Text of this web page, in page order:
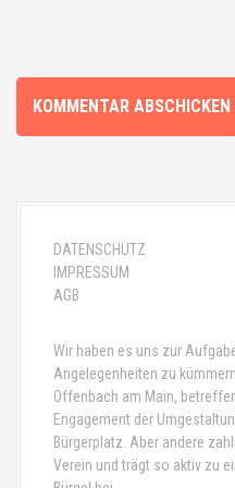
DATENSCHUTZ
IMPRESSUM
AGB
Wir haben es uns zur
Angelegenheiten zu
Offenbach am Main,
Engagement der
Bürgerplatz. Aber andere
Verein und trägt so aktiv zu